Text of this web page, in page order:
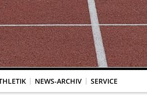
NEWS-ARCHIV SERVICE